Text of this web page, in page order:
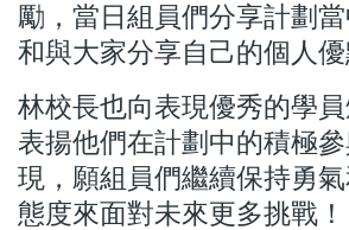
勵，當日組員們分享計劃
和與大家分享自己的個人優
林校長也向表現優秀的學
表揚他們在計劃中的積極
現，願組員們繼續保持勇
態度來面對未來更多挑戰！